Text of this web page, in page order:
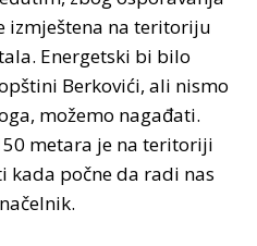
izmještena na teritoriju
Energetski bi bilo
Berkovići, ali nismo
možemo nagađati.
metara je na teritoriji
kada počne da radi nas